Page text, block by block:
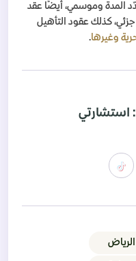
المدة وموسمي، أيضًا عقد
كذلك عقود التأهيل
وغيرها.
استشارتي